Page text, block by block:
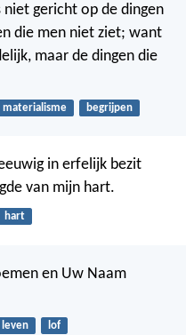
gericht op de dingen
die men niet ziet; want
maar de dingen die
materialisme begrijpen
in erfelijk bezit
van mijn hart.
hart
en Uw Naam
lof